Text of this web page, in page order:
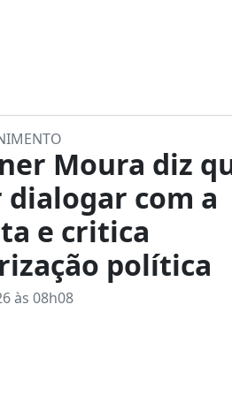
Moura diz
dialogar com a
e critica
política
às 08h08